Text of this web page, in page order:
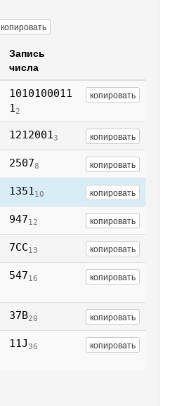
копировать
Запись
числа
1010100011
12
копировать
12120013 копировать
25078 копировать
135110 копировать
94712 копировать
7CC13 копировать
54716 копировать
37B20 копировать
11J36 копировать